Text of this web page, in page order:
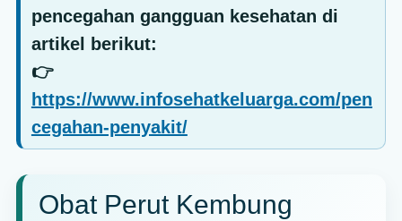
pencegahan gangguan kesehatan di
artikel berikut:
👉
https://www.infosehatkeluarga.com/pen
cegahan-penyakit/
Obat Perut Kembung